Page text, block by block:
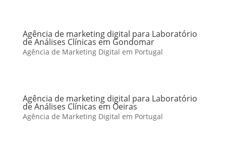
Agência de marketing digital para Laboratório
de Análises Clínicas em Gondomar
Agência de Marketing Digital em Portugal
Agência de marketing digital para Laboratório
de Análises Clínicas em Oeiras
Agência de Marketing Digital em Portugal